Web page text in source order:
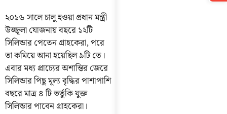
২০১৬ সালে চালু হওয়া প্রধান মন্ত্রী
উজ্জ্বলা যোজনায় বছরে ১২টি
সিলিন্ডার পেতেন গ্রাহকেরা, পরে
তা কমিয়ে আনা হয়েছিল ৯টি তে।
এবার মধ্য প্রাচ্যের অশান্তির জেরে
সিলিন্ডার পিছু মূল্য বৃদ্ধির পাশাপাশি
বছরে মাত্র ৪ টি ভর্তুকি যুক্ত
সিলিন্ডার পাবেন গ্রাহকেরা।